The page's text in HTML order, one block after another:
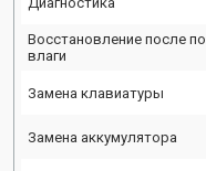
Восстановление после
влаги
Замена клавиатуры
Замена аккумулятора